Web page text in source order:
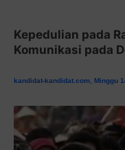
Kepedulian pada
Komunikasi pada
kandidat-kandidat.com, Minggu